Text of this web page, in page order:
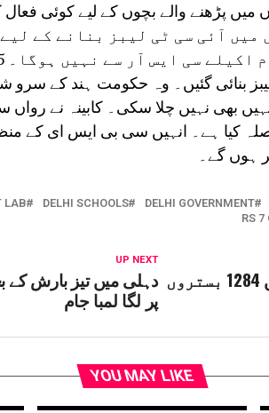
پڑھنے والے بچوں کے لیے کوئی فعال
نے 100 اسکولوں میں آئی سی ٹی لیبز
بنائی گئیں۔ وہ حکومت ہند کے سرو
کیا ہے۔ انہیں سی بی ایس ای کے
DELHI GOVERNMENT
DELHI SCHOOLS
LAB
RS 7
UP NEXT
دہلی میں تیز بارش کے
پر لگا لمبا جام
دہلی کے 4 اسپتالوں میں 1284 بستروں
YOU MAY LIKE